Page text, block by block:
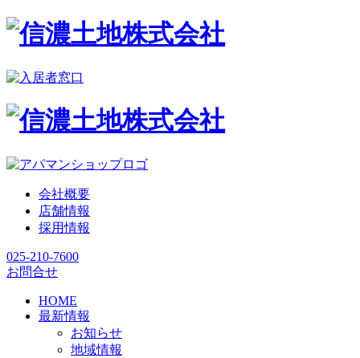
会社概要
店舗情報
採用情報
025-210-7600
お問合せ
HOME
最新情報
お知らせ
地域情報